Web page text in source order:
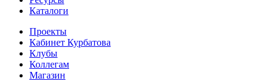
Каталоги
Проекты
Кабинет Курбатова
Клубы
Коллегам
Магазин